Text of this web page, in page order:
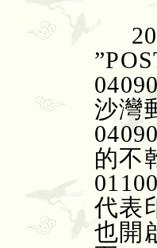
沙灣
的不
代表
也開